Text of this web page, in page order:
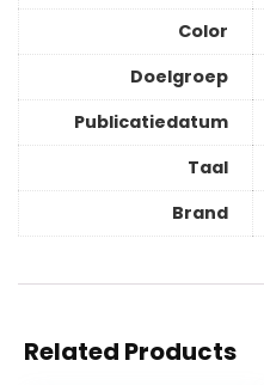
Color
Doelgroep
Publicatiedatum
Taal
Brand
Related Products